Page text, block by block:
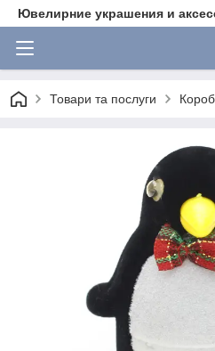
Ювелирние украшения и
Товари та послуги